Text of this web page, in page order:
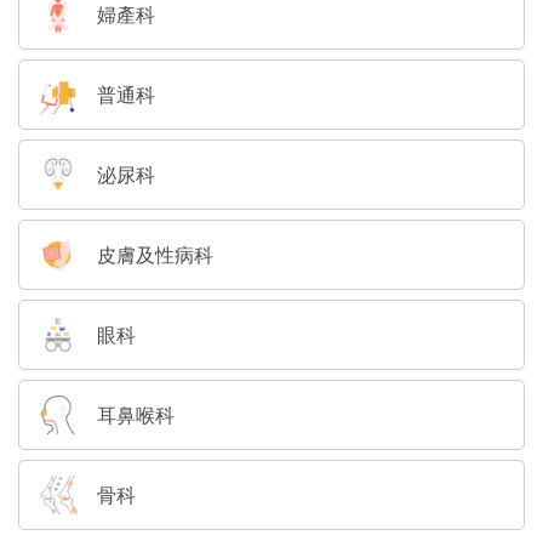
婦產科
普通科
泌尿科
皮膚及性病科
眼科
耳鼻喉科
骨科